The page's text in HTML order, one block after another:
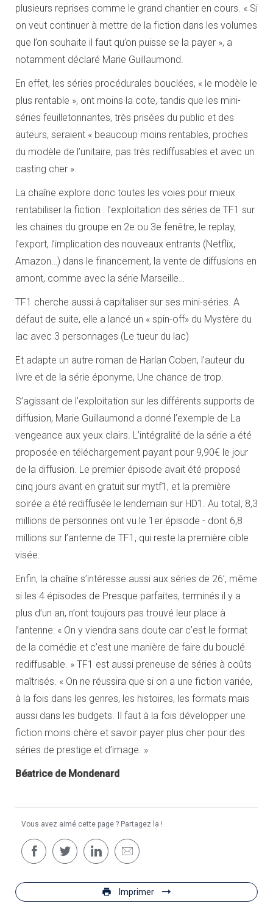
plusieurs reprises comme le grand chantier en cours. « Si
on veut continuer à mettre de la fiction dans les volumes
que l’on souhaite il faut qu’on puisse se la payer », a
notamment déclaré Marie Guillaumond.
En effet, les séries procédurales bouclées, « le modèle le
plus rentable », ont moins la cote, tandis que les mini-
séries feuilletonnantes, très prisées du public et des
auteurs, seraient « beaucoup moins rentables, proches
du modèle de l’unitaire, pas très rediffusables et avec un
casting cher ».
La chaîne explore donc toutes les voies pour mieux
rentabiliser la fiction : l’exploitation des séries de TF1 sur
les chaines du groupe en 2e ou 3e fenêtre, le replay,
l’export, l’implication des nouveaux entrants (Netflix,
Amazon…) dans le financement, la vente de diffusions en
amont, comme avec la série Marseille…
TF1 cherche aussi à capitaliser sur ses mini-séries. A
défaut de suite, elle a lancé un « spin-off» du Mystère du
lac avec 3 personnages (Le tueur du lac)
Et adapte un autre roman de Harlan Coben, l’auteur du
livre et de la série éponyme, Une chance de trop.
S’agissant de l’exploitation sur les différents supports de
diffusion, Marie Guillaumond a donné l’exemple de La
vengeance aux yeux clairs. L’intégralité de la série a été
proposée en téléchargement payant pour 9,90€ le jour
de la diffusion. Le premier épisode avait été proposé
cinq jours avant en gratuit sur mytf1, et la première
soirée a été rediffusée le lendemain sur HD1. Au total, 8,3
millions de personnes ont vu le 1er épisode - dont 6,8
millions sur l’antenne de TF1, qui reste la première cible
visée.
Enfin, la chaîne s’intéresse aussi aux séries de 26’, même
si les 4 épisodes de Presque parfaites, terminés il y a
plus d’un an, n’ont toujours pas trouvé leur place à
l’antenne: « On y viendra sans doute car c’est le format
de la comédie et c’est une manière de faire du bouclé
rediffusable. » TF1 est aussi preneuse de séries à coûts
maîtrisés. « On ne réussira que si on a une fiction variée,
à la fois dans les genres, les histoires, les formats mais
aussi dans les budgets. Il faut à la fois développer une
fiction moins chère et savoir payer plus cher pour des
séries de prestige et d’image. »
Béatrice de Mondenard
Vous avez aimé cette page ? Partagez la !
Imprimer